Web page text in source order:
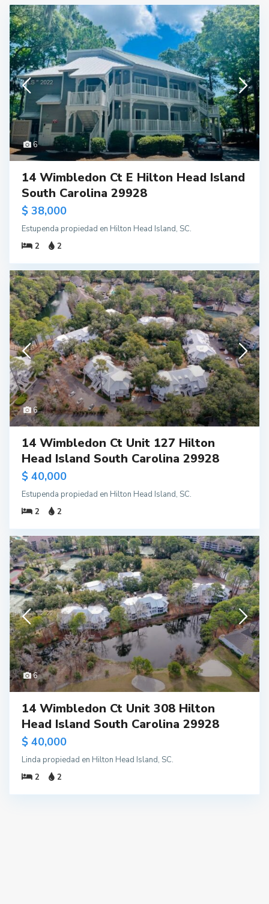
6
14 Wimbledon Ct E Hilton Head Island
South Carolina 29928
$ 38,000
Estupenda propiedad en Hilton Head Island, SC.
2
2
6
14 Wimbledon Ct Unit 127 Hilton
Head Island South Carolina 29928
$ 40,000
Estupenda propiedad en Hilton Head Island, SC.
2
2
6
14 Wimbledon Ct Unit 308 Hilton
Head Island South Carolina 29928
$ 40,000
Linda propiedad en Hilton Head Island, SC.
2
2